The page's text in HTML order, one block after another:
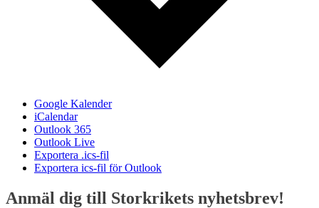
Google Kalender
iCalendar
Outlook 365
Outlook Live
Exportera .ics-fil
Exportera ics-fil för Outlook
Anmäl dig till Storkrikets nyhetsbrev!